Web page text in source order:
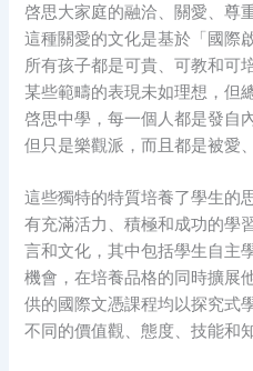
啓思大家庭的融洽、關愛、尊
這種關愛的文化是基於「國際
所有孩子都是可貴、可教和可
某些範疇的表現未如理想，但
啓思中學，每一個人都是發自
但只是樂觀派，而且都是被愛
這些獨特的特質培養了學生的
有充滿活力、積極和成功的學
言和文化，其中包括學生自主
機會，在培養品格的同時擴展
供的國際文憑課程均以探究式
不同的價值觀、態度、技能和知